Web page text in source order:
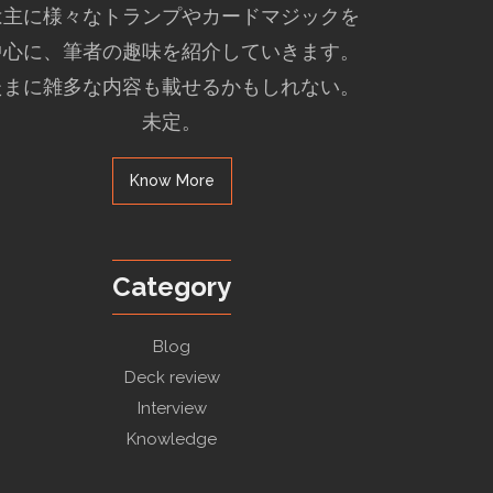
主に様々なトランプやカードマジックを
に、筆者の趣味を紹介していきます。
に雑多な内容も載せるかもしれない。
未定。
Know More
Category
Blog
Deck review
Interview
Knowledge